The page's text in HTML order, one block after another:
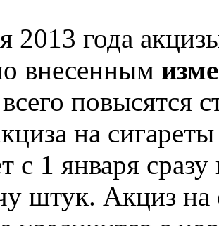
2013 года
внесенным
повысятся
на
с 1 января
штук. Акциз на